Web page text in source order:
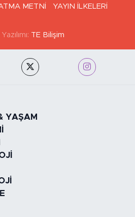
METNİ
YAYIN İLKELERİ
TE Bilişim
YAŞAM